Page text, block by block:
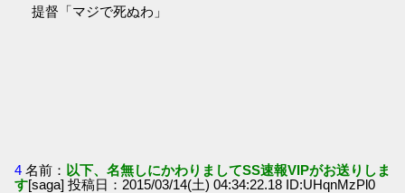
提督「マジで死ぬわ」
4 名前： 以下、名無しにかわりましてSS速報VIPがお送りしま
す[saga] 投稿日：2015/03/14(土) 04:34:22.18 ID:UHqnMzPl0